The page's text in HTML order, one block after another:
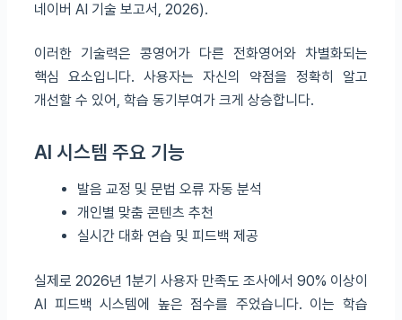
네이버 AI 기술 보고서, 2026).
이러한 기술력은 콩영어가 다른 전화영어와 차별화되는
핵심 요소입니다. 사용자는 자신의 약점을 정확히 알고
개선할 수 있어, 학습 동기부여가 크게 상승합니다.
AI 시스템 주요 기능
발음 교정 및 문법 오류 자동 분석
개인별 맞춤 콘텐츠 추천
실시간 대화 연습 및 피드백 제공
실제로 2026년 1분기 사용자 만족도 조사에서 90% 이상이
AI 피드백 시스템에 높은 점수를 주었습니다. 이는 학습